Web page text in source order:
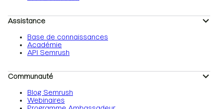
Assistance
Base de connaissances
Académie
API Semrush
Communauté
Blog Semrush
Webinaires